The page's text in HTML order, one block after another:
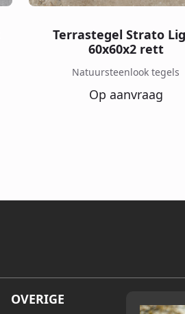
Natuursteenlook tegels
Terrastegel Strato
60x60x2 rett
Op aanvraag
OVERIGE